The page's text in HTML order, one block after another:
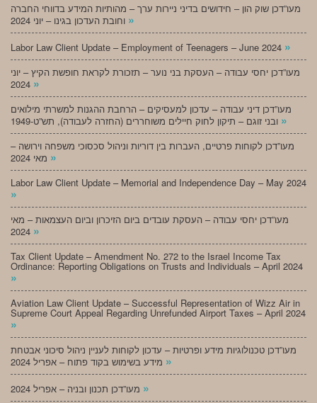
מעו”דכן שוק הון – חידושים בדיני ניירות ערך – מהותיות המידע בדווחי החברה
»
Labor Law Client Update – Employment of Teenagers – June 2024 »
מעו”דכן יחסי עבודה – העסקת בני נוער – תזכורת לקראת חופשת הקיץ – יוני
»
מעו”דכן דיני עבודה – עדכון למעסיקים – הרחבת ההגנות למשרתי מילואים
»
מעו”דכן לקוחות פרטיים, העברות בין דוריות וניהול סכסוכי משפחה וירושה –
»
Labor Law Client Update – Memorial and Independence Day – May 2024
»
מעו”דכן יחסי עבודה – העסקת עובדים ביום הזיכרון וביום העצמאות – מאי
»
Tax Client Update – Amendment No. 272 to the Israel Income Tax
Ordinance: Reporting Obligations on Trusts and Individuals – April 2024
»
Aviation Law Client Update – Successful Representation of Wizz Air in
Supreme Court Appeal Regarding Unrefunded Airport Taxes – April 2024
»
מעו”דכן טכנולוגיות מידע ופרטיות – עדכון לקוחות לעניין ניהול סיכוני אבטחת
»
»